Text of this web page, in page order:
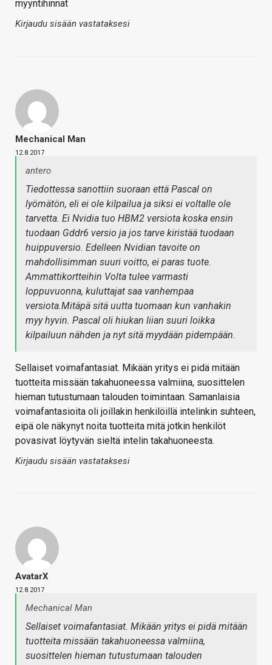
myyntihinnat
Kirjaudu sisään vastataksesi
Mechanical Man
12.8.2017
antero
Tiedottessa sanottiin suoraan että Pascal on
lyömätön, eli ei ole kilpailua ja siksi ei voltalle ole
tarvetta. Ei Nvidia tuo HBM2 versiota koska ensin
tuodaan Gddr6 versio ja jos tarve kiristää tuodaan
huippuversio. Edelleen Nvidian tavoite on
mahdollisimman suuri voitto, ei paras tuote.
Ammattikortteihin Volta tulee varmasti
loppuvuonna, kuluttajat saa vanhempaa
versiota.Mitäpä sitä uutta tuomaan kun vanhakin
myy hyvin. Pascal oli hiukan liian suuri loikka
kilpailuun nähden ja nyt sitä myydään pidempään.
Sellaiset voimafantasiat. Mikään yritys ei pidä mitään
tuotteita missään takahuoneessa valmiina, suosittelen
hieman tutustumaan talouden toimintaan. Samanlaisia
voimafantasioita oli joillakin henkilöillä intelinkin suhteen,
eipä ole näkynyt noita tuotteita mitä jotkin henkilöt
povasivat löytyvän sieltä intelin takahuoneesta.
Kirjaudu sisään vastataksesi
AvatarX
12.8.2017
Mechanical Man
Sellaiset voimafantasiat. Mikään yritys ei pidä mitään
tuotteita missään takahuoneessa valmiina,
suosittelen hieman tutustumaan talouden